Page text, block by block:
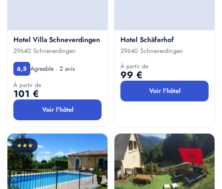
Hotel Villa Schneverdingen
29640 Schneverdingen
6,5 Agreable · 2 avis
À partir de
101 €
Voir l'hôtel
Hotel Schäferhof
29640 Schneverdingen
À partir de
99 €
Voir l'hôtel
★★★